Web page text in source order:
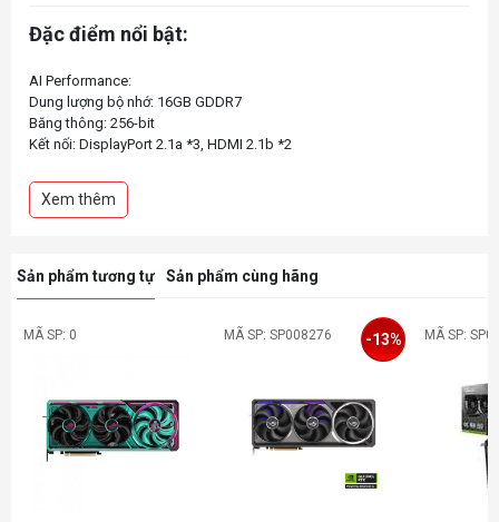
Đặc điểm nổi bật:
AI Performance:
Dung lượng bộ nhớ: 16GB GDDR7
Băng thông: 256-bit
Kết nối: DisplayPort 2.1a *3, HDMI 2.1b *2
Xem thêm
Sản phẩm tương tự Sản phẩm cùng hãng
MÃ SP: 0 MÃ SP: SP008276 -13% MÃ SP: